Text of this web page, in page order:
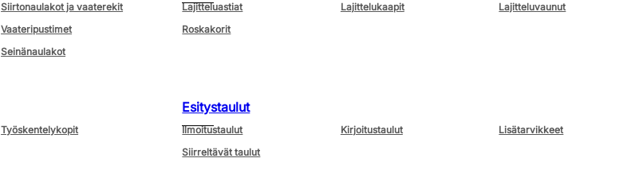
Siirtonaulakot ja vaaterekit
Vaateripustimet
Seinänaulakot
Lajitteluastiat Lajittelukaapit
Lajitteluvaunut
Roskakorit
Työskentelykopit
Esitystaulut
Ilmoitustaulut Kirjoitustaulut
Lisätarvikkeet
Siirreltävät taulut